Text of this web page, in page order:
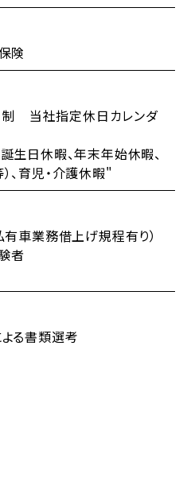
険
当社指定休日カレンダ
生日休暇、年末年始休暇、
、育児・介護休暇"
有車業務借上げ規程有り）
者
る書類選考